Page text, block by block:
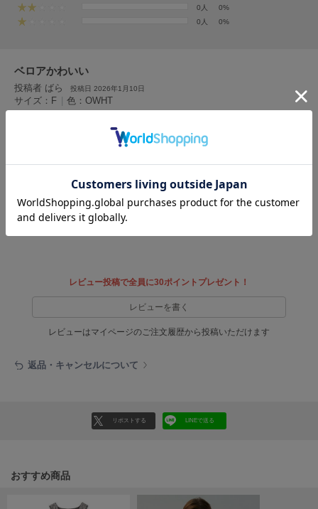
HUNTER
KEEN
le
LeSportsac
LILY BROWN
LITTLE UNION TOKYO
リトルユニオン トウキョウ
made of Organics
0人
0%
0人
0%
ベロアかわいい
投稿者 ばら 投稿日 2026年1月10日
サイズ：F | 色：OWHT
160cm～164cm 体重：45Kg～49kg
ベロアでしかもブラウンってなかなかなくて本当に可愛い丈は思いっきり長い感
レビュー投稿で全員に30ポイントプレゼント！
レビューを書く
レビューはマイページのご注文履歴から投稿いただけます
返品・キャンセルについて
リポストする LINEで送る
おすすめ商品